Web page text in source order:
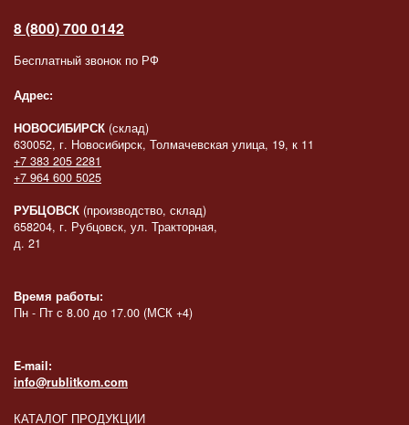
8 (800) 700 0142
Бесплатный звонок по РФ
Адрес:
НОВОСИБИРСК (склад)
630052, г. Новосибирск, Толмачевская улица, 19, к 11
+7 383 205 2281
+7 964 600 5025
РУБЦОВСК (производство, склад)
658204, г. Рубцовск, ул. Тракторная,
д. 21
Время работы:
Пн - Пт с 8.00 до 17.00 (МСК +4)
E-mail:
info@rublitkom.com
КАТАЛОГ ПРОДУКЦИИ